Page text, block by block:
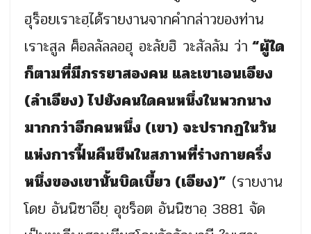
ฮุร็อยเราะฮฺได้รายงานจากคำกล่าวของท่าน
เราะสูล ศ็อลลัลลอฮุ อะลัยฮิ วะสัลลัม ว่า “ผู้ใด
ก็ตามที่มีภรรยาสองคน และเขาเอนเอียง
(ลำเอียง) ไปยังคนใดคนหนึ่งในพวกนาง
มากกว่าอีกคนหนึ่ง (เขา) จะปรากฏในวัน
แห่งการฟื้นคืนชีพในสภาพที่ร่างกายครึ่ง
หนึ่งของเขานั้นบิดเบี้ยว (เอียง)” (รายงาน
โดย อันนิซาอียฺ อุชร็อต อันนิซาอฺ 3881 จัด